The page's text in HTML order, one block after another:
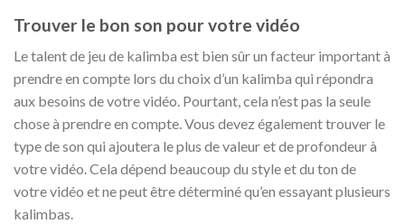
Trouver le bon son pour votre vidéo
Le talent de jeu de kalimba est bien sûr un facteur important à
prendre en compte lors du choix d’un kalimba qui répondra
aux besoins de votre vidéo. Pourtant, cela n’est pas la seule
chose à prendre en compte. Vous devez également trouver le
type de son qui ajoutera le plus de valeur et de profondeur à
votre vidéo. Cela dépend beaucoup du style et du ton de
votre vidéo et ne peut être déterminé qu’en essayant plusieurs
kalimbas.